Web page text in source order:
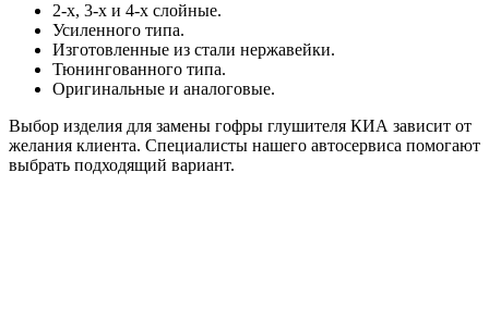
2-х, 3-х и 4-х слойные.
Усиленного типа.
Изготовленные из стали нержавейки.
Тюнингованного типа.
Оригинальные и аналоговые.
Выбор изделия для замены гофры глушителя КИА зависит от
желания клиента. Специалисты нашего автосервиса помогают
выбрать подходящий вариант.